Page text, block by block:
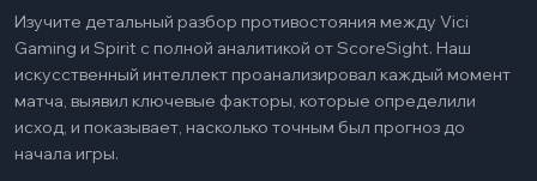
Изучите детальный разбор противостояния между Vici
Gaming и Spirit с полной аналитикой от ScoreSight. Наш
искусственный интеллект проанализировал каждый момент
матча, выявил ключевые факторы, которые определили
исход, и показывает, насколько точным был прогноз до
начала игры.